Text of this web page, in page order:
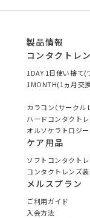
製品情報
コンタクトレ
1DAY 1日使い捨て(
1MONTH(1ヵ月交
カラコン（サークル
ハードコンタクト
オルソケラトロジー
ケア用品
ソフトコンタクト
コンタクトレンズ
メルスプラン
ご利用ガイド
入会方法